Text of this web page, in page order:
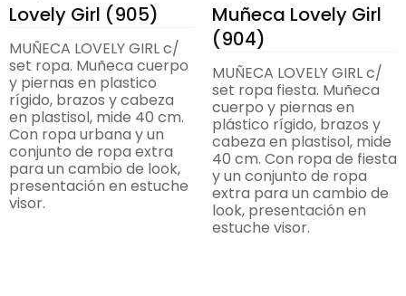
Lovely Girl (905)
MUÑECA LOVELY GIRL c/
set ropa. Muñeca cuerpo
y piernas en plastico
rígido, brazos y cabeza
en plastisol, mide 40 cm.
Con ropa urbana y un
conjunto de ropa extra
para un cambio de look,
presentación en estuche
visor.
Muñeca Lovely Girl
(904)
MUÑECA LOVELY GIRL c/
set ropa fiesta. Muñeca
cuerpo y piernas en
plástico rígido, brazos y
cabeza en plastisol, mide
40 cm. Con ropa de fiesta
y un conjunto de ropa
extra para un cambio de
look, presentación en
estuche visor.